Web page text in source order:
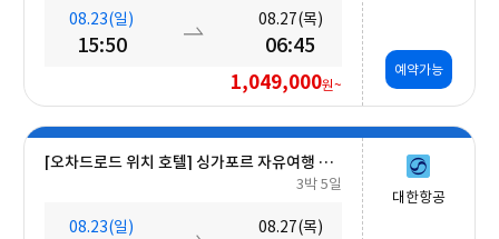
08.23(일)
15:50
08.27(목)
06:45
1,049,000원~
예약가능
[오차드로드 위치 호텔] 싱가포르 자유여행 5일 #조식포함
3박 5일
08.23(일) 08.27(목)
대한항공